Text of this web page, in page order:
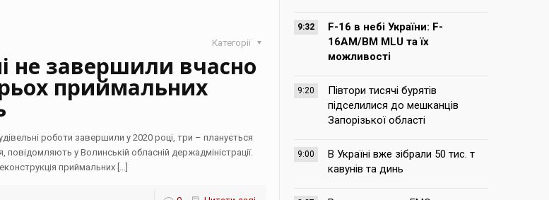
Категорії
не завершили вчасно
приймальних
роботи завершили у 2020 році, три – планується
повідомляють у Волинській обласній держадміністрації.
приймальних […]
9:32
F-16 в небі України: F-
16AM/BM MLU та їх
можливості
9:20
Півтори тисячі бурятів
підселилися до мешканців
Запорізької області
9:00
В Україні вже зібрали 50 тис. т
кавунів та динь